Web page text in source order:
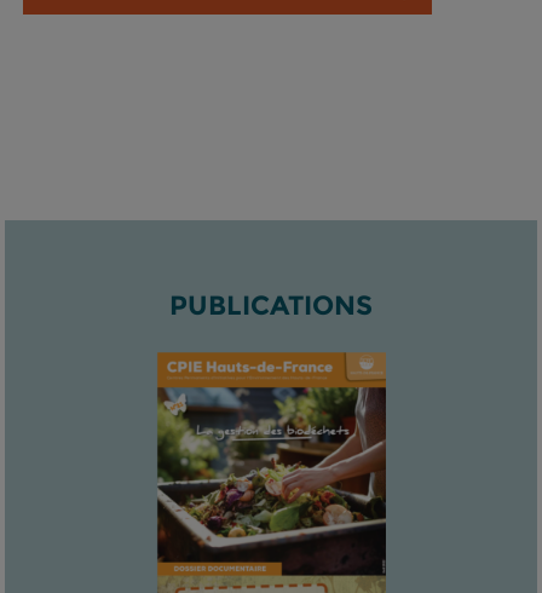
PUBLICATIONS